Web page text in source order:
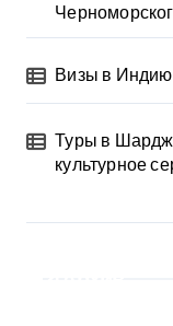
Визы в
Туры в
культурное